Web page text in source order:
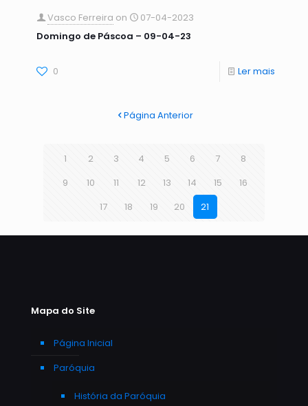
Vasco Ferreira on
07-04-2023
Domingo de Páscoa – 09-04-23
0 Ler mais
Página Anterior
1 2 3 4 5 6 7
8
9
10 11 12 13 14 15
16
17
18 19 20 21
Mapa do Site
Página Inicial
Paróquia
História da Paróquia